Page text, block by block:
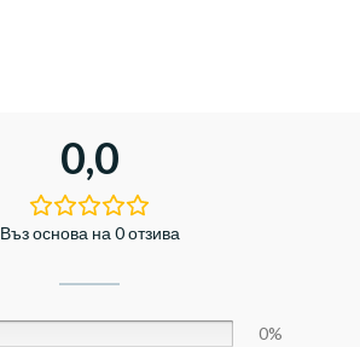
0,0
Въз основа на 0 отзива
0%